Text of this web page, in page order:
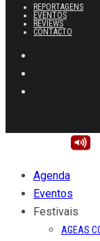
REPORTAGENS
EVENTOS
REVIEWS
CONTACTO
Agenda
Eventos
Festivais
AGEAS